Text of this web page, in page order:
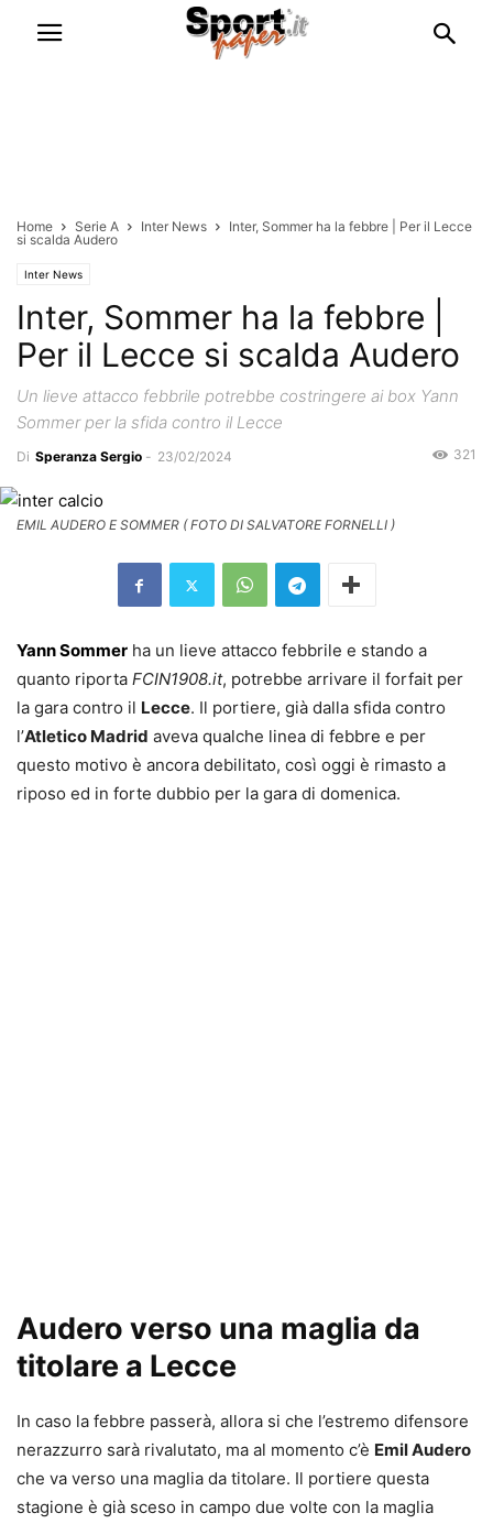
Home Serie A Inter News
Inter, Sommer ha la febbre | Per il Lecce
si scalda Audero
Inter News
Inter, Sommer ha la febbre |
Per il Lecce si scalda Audero
Un lieve attacco febbrile potrebbe costringere ai box Yann
Sommer per la sfida contro il Lecce
Di Speranza Sergio - 23/02/2024 321
EMIL AUDERO E SOMMER ( FOTO DI SALVATORE FORNELLI )
Yann Sommer ha un lieve attacco febbrile e stando a
quanto riporta FCIN1908.it, potrebbe arrivare il forfait per
la gara contro il Lecce. Il portiere, già dalla sfida contro
l’Atletico Madrid aveva qualche linea di febbre e per
questo motivo è ancora debilitato, così oggi è rimasto a
riposo ed in forte dubbio per la gara di domenica.
Audero verso una maglia da
titolare a Lecce
In caso la febbre passerà, allora si che l’estremo difensore
nerazzurro sarà rivalutato, ma al momento c’è Emil Audero
che va verso una maglia da titolare. Il portiere questa
stagione è già sceso in campo due volte con la maglia